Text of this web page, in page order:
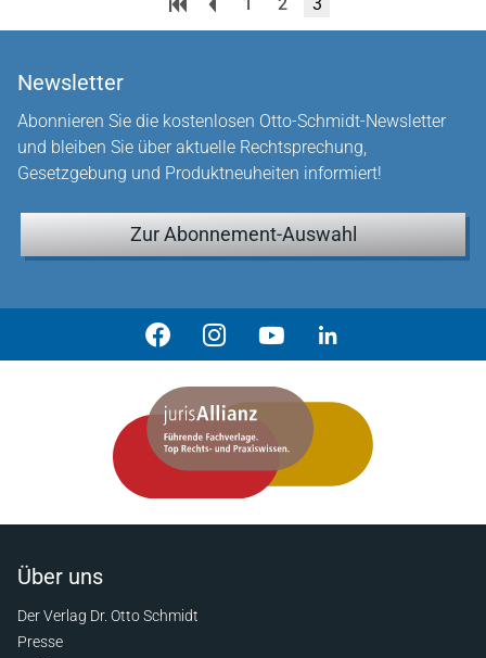
Newsletter
Abonnieren Sie die kostenlosen Otto-Schmidt-Newsletter
und bleiben Sie über aktuelle Rechtsprechung,
Gesetzgebung und Produktneuheiten informiert!
Zur Abonnement-Auswahl
Über uns
Der Verlag Dr. Otto Schmidt
Presse